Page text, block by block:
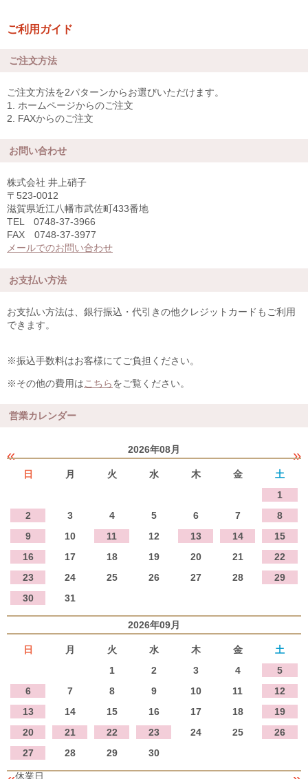
ご利用ガイド
ご注文方法
ご注文方法を2パターンからお選びいただけます。
1. ホームページからのご注文
2. FAXからのご注文
お問い合わせ
株式会社 井上硝子
〒523-0012
滋賀県近江八幡市武佐町433番地
TEL 0748-37-3966
FAX 0748-37-3977
メールでのお問い合わせ
お支払い方法
お支払い方法は、銀行振込・代引きの他クレジットカードもご利用
できます。
※振込手数料はお客様にてご負担ください。
※その他の費用はこちらをご覧ください。
営業カレンダー
« »
2026年08月
日 月 火 水 木 金
土
1
2
3 4 5 6 7
8
9
10 11 12 13 14
15
16
17 18 19 20 21
22
23
24 25 26 27 28
29
30
31
2026年09月
日 月 火 水 木 金
土
1
2 3 4
5
6
7 8 9 10 11
12
13
14 15 16 17 18
19
20
21 22 23 24 25
26
27
28 29 30
休業日